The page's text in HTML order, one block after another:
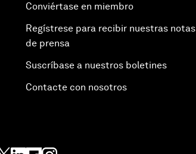
Conviértase en miembro
Regístrese para recibir nuestras notas
de prensa
Suscríbase a nuestros boletines
Contacte con nosotros